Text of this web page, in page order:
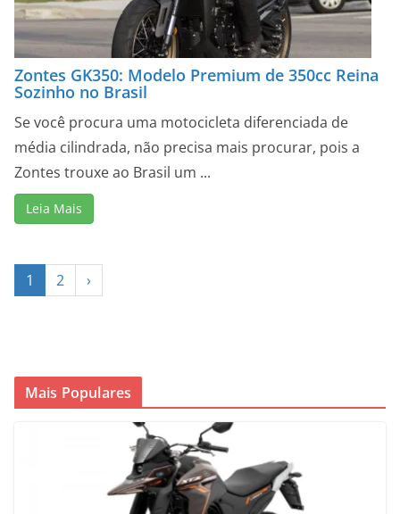
Zontes GK350: Modelo Premium de 350cc Reina
Sozinho no Brasil
Se você procura uma motocicleta diferenciada de
média cilindrada, não precisa mais procurar, pois a
Zontes trouxe ao Brasil um ...
Leia Mais
1 2 ›
Mais Populares